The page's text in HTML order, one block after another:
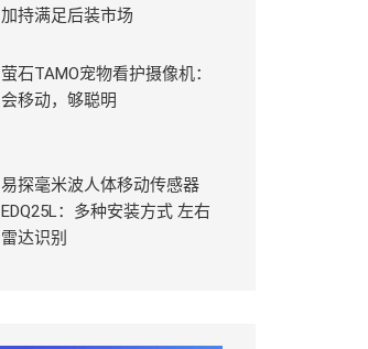
加持满足后装市场
萤石TAMO宠物看护摄像机：
会移动，够聪明
易探毫米波人体移动传感器
EDQ25L：多种安装方式 左右
雷达识别